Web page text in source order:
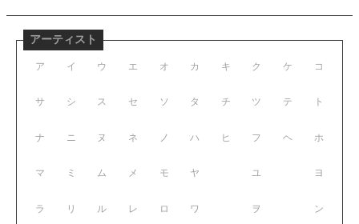
アーティスト
ア イ ウ エ オ
サ シ ス セ ソ
ナ ニ ヌ ネ ノ
マ ミ ム メ モ
ラ リ ル レ ロ
カ キ ク ケ コ
タ チ ツ テ ト
ハ ヒ フ ヘ ホ
ヤ ユ ヨ
ワ ヲ ン